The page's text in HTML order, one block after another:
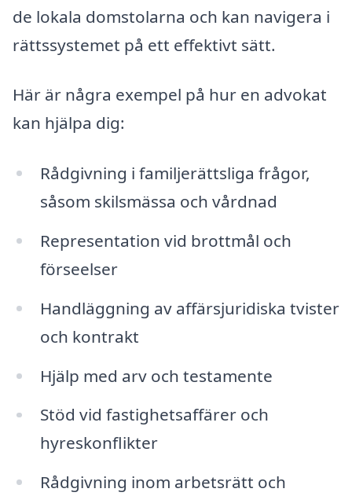
de lokala domstolarna och kan navigera i
rättssystemet på ett effektivt sätt.
Här är några exempel på hur en advokat
kan hjälpa dig:
Rådgivning i familjerättsliga frågor,
såsom skilsmässa och vårdnad
Representation vid brottmål och
förseelser
Handläggning av affärsjuridiska tvister
och kontrakt
Hjälp med arv och testamente
Stöd vid fastighetsaffärer och
hyreskonflikter
Rådgivning inom arbetsrätt och